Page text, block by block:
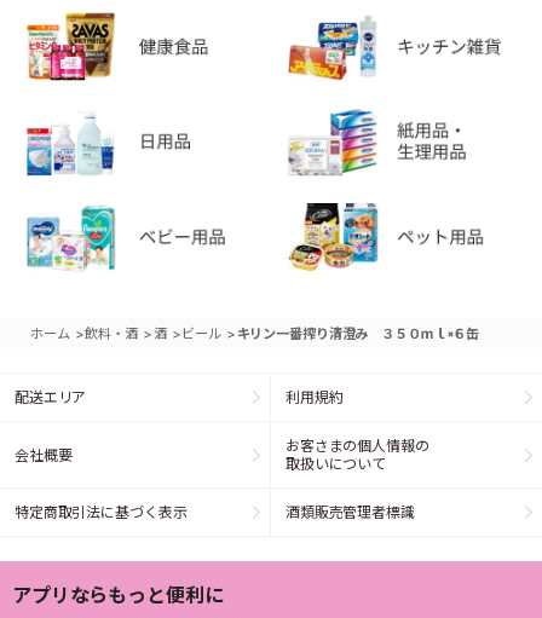
ホーム >飲料・酒 > 酒 > ビール > キリン一番搾り清澄み ３５０ｍｌ×６缶
配送エリア 利用規約
会社概要
お客さまの個人情報の
取扱いについて
特定商取引法に基づく表示 酒類販売管理者標識
アプリならもっと便利に